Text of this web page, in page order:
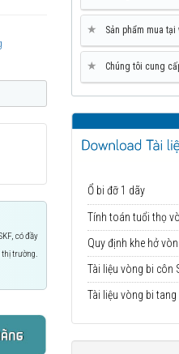
có đầy
trường.
★ Sản phẩm mua
★ Chúng tôi cung
Ổ bi đỡ 1 dãy
Tính toán tuổi thọ
Quy định khe hở
Tài liệu vòng bi côn
Tài liệu vòng bi